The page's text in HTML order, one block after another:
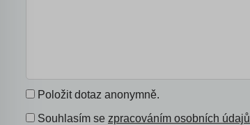
Položit dotaz anonymně.
Souhlasím se zpracováním osobních údajů